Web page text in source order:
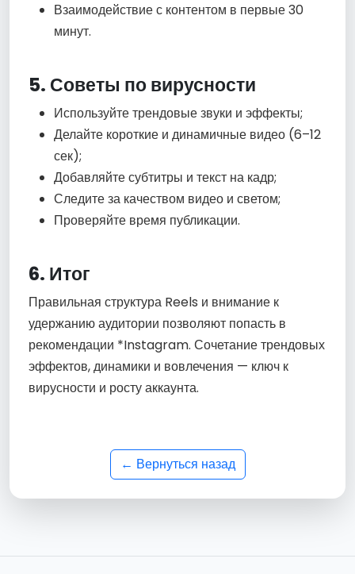
Взаимодействие с контентом в первые 30
минут.
5. Советы по вирусности
Используйте трендовые звуки и эффекты;
Делайте короткие и динамичные видео (6–12
сек);
Добавляйте субтитры и текст на кадр;
Следите за качеством видео и светом;
Проверяйте время публикации.
6. Итог
Правильная структура Reels и внимание к
удержанию аудитории позволяют попасть в
рекомендации *Instagram. Сочетание трендовых
эффектов, динамики и вовлечения — ключ к
вирусности и росту аккаунта.
← Вернуться назад